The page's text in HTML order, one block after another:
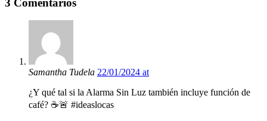
3 Comentarios
Samantha Tudela 22/01/2024 at
¿Y qué tal si la Alarma Sin Luz también incluye función de
café? ☕🚨 #ideaslocas